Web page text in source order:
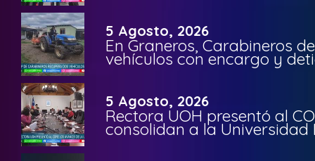
5 Agosto, 2026
En Graneros, Carabineros
vehículos con encargo y
5 Agosto, 2026
Rectora UOH presentó al
consolidan a la Universidad